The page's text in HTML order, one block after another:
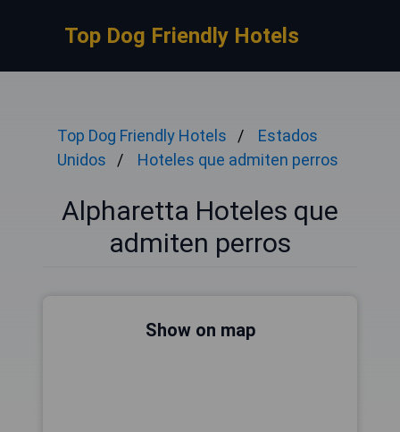
Top Dog Friendly Hotels
Top Dog Friendly Hotels
Estados
Unidos
Hoteles que admiten perros
Alpharetta Hoteles que
admiten perros
Show on map